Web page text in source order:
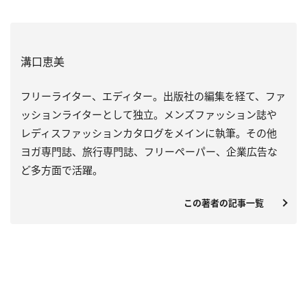
溝口恵美
フリーライター、エディター。出版社の編集を経て、ファ
ッションライターとして独立。メンズファッション誌や
レディスファッションカタログをメインに執筆。その他
ヨガ専門誌、旅行専門誌、フリーペーパー、企業広告な
ど多方面で活躍。
この著者の記事一覧